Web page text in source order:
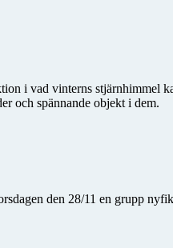
i vad vinterns stjärnhimmel
och spännande objekt i dem.
den 28/11 en grupp